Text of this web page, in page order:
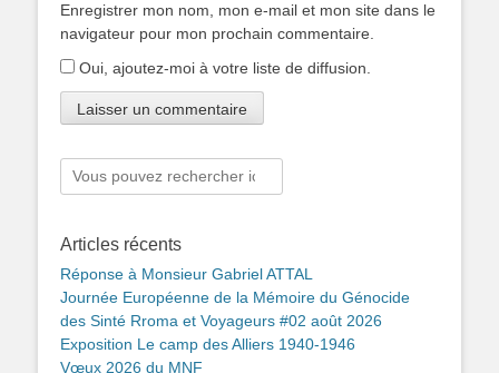
Enregistrer mon nom, mon e-mail et mon site dans le
navigateur pour mon prochain commentaire.
Oui, ajoutez-moi à votre liste de diffusion.
Rechercher :
Articles récents
Réponse à Monsieur Gabriel ATTAL
Journée Européenne de la Mémoire du Génocide
des Sinté Rroma et Voyageurs #02 août 2026
Exposition Le camp des Alliers 1940-1946
Vœux 2026 du MNF